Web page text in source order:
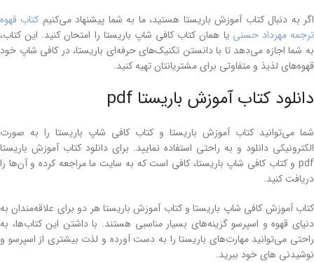
اگر به دنبال کتاب آموزش باریستا هستید، ما به شما پیشنهاد می‌کنیم کتاب قهوه
ترجمه مهرداد حسنی یا همان کتاب کافی شاپ باریستا را امتحان کنید. این کتاب،
به شما اجازه می‌دهد تا با دانستن تکنیک‌های حرفه‌ای باریستا، در کافی شاپ خود
قهوه‌های لذیذ و متفاوتی برای مشتریانتان تهیه کنید.
دانلود کتاب آموزش باریستا pdf
شما می‌توانید کتاب آموزش باریستا و کتاب کافی شاپ باریستا را به صورت
الکترونیکی دانلود و به راحتی استفاده نمایید. برای دانلود کتاب آموزش باریستا
pdf و کتاب کافی شاپ باریستا، کافی است که به سایت ما مراجعه کرده و آن‌ها را
دریافت کنید.
کتاب آموزش کافی شاپ باریستا و کتاب آموزش باریستا هر دو برای علاقه‌مندان به
دنیای قهوه و اسپرسو گزینه‌های بسیار مناسبی هستند. با داشتن این کتاب‌ها، به
راحتی می‌توانید مهارت‌های باریستا را به دست آورده و لذت بیشتری از اسپرسو و
نوشیدنی های خود ببرید.